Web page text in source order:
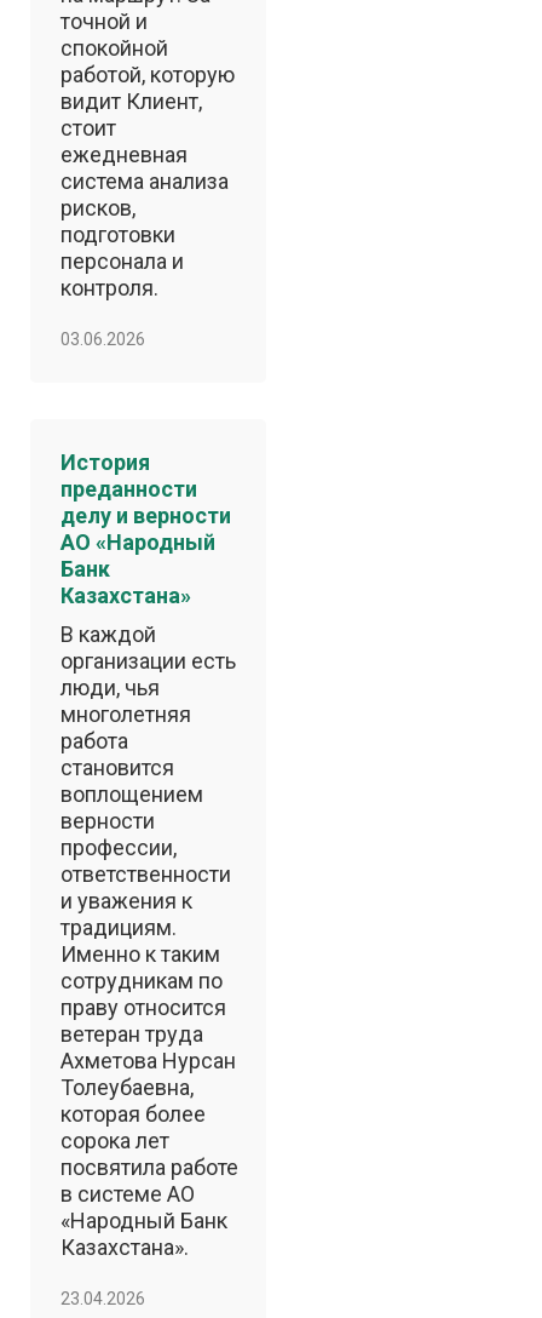
точной и
спокойной
работой, которую
видит Клиент,
стоит
ежедневная
система анализа
рисков,
подготовки
персонала и
контроля.
03.06.2026
История
преданности
делу и верности
АО «Народный
Банк
Казахстана»
В каждой
организации есть
люди, чья
многолетняя
работа
становится
воплощением
верности
профессии,
ответственности
и уважения к
традициям.
Именно к таким
сотрудникам по
праву относится
ветеран труда
Ахметова Нурсан
Толеубаевна,
которая более
сорока лет
посвятила работе
в системе АО
«Народный Банк
Казахстана».
23.04.2026